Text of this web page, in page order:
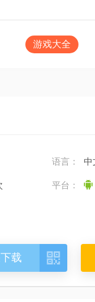
游戏大全
语言： 中
平台：
载 